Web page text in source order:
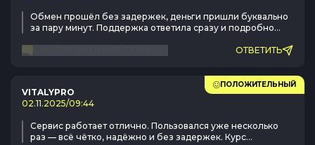
Обмен прошёл без задержек, деньги пришли буквально
за пару минут. Поддержка ответила сразу и подробно
ОТВЕТИТЬ
ПОЛОЖИТЕЛЬНЫЙ
VITALYPRO
02.11.2025/09:44
Сервис работает отлично. Пользовался уже несколько
раз — всё чётко, надёжно и без задержек. Курс